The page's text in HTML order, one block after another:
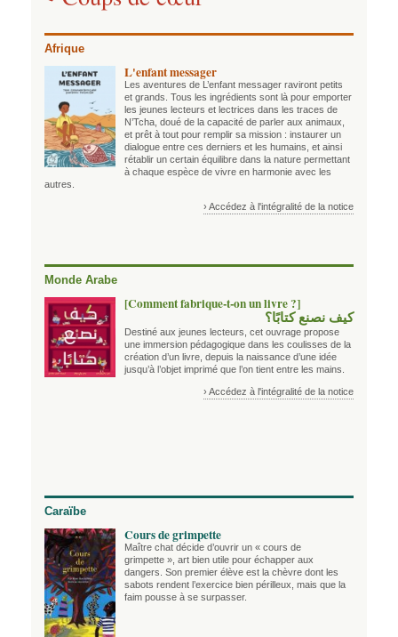
Afrique
L'enfant messager
Les aventures de L’enfant messager raviront petits
et grands. Tous les ingrédients sont là pour emporter
les jeunes lecteurs et lectrices dans les traces de
N’Tcha, doué de la capacité de parler aux animaux,
et prêt à tout pour remplir sa mission : instaurer un
dialogue entre ces derniers et les humains, et ainsi
rétablir un certain équilibre dans la nature permettant
à chaque espèce de vivre en harmonie avec les
autres.
› Accédez à l'intégralité de la notice
Monde Arabe
[Comment fabrique-t-on un livre ?]
كيف نصنع كتابًا؟
Destiné aux jeunes lecteurs, cet ouvrage propose
une immersion pédagogique dans les coulisses de la
création d’un livre, depuis la naissance d’une idée
jusqu’à l’objet imprimé que l’on tient entre les mains.
› Accédez à l'intégralité de la notice
Caraïbe
Cours de grimpette
Maître chat décide d’ouvrir un « cours de
grimpette », art bien utile pour échapper aux
dangers. Son premier élève est la chèvre dont les
sabots rendent l’exercice bien périlleux, mais que la
faim pousse à se surpasser.